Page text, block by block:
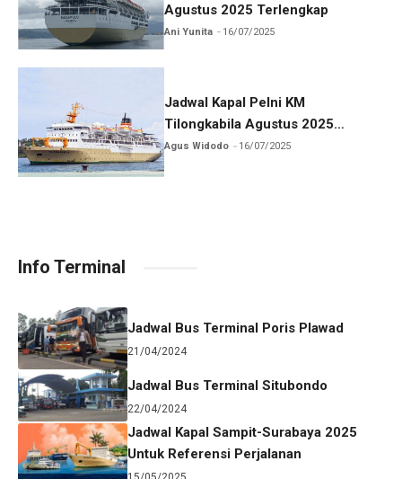
Agustus 2025 Terlengkap
Ani Yunita 16/07/2025
Jadwal Kapal Pelni KM
Tilongkabila Agustus 2025
Terbaru
Agus Widodo 16/07/2025
Info Terminal
Jadwal Bus Terminal Poris Plawad
21/04/2024
Jadwal Bus Terminal Situbondo
22/04/2024
Jadwal Kapal Sampit-Surabaya 2025
Untuk Referensi Perjalanan